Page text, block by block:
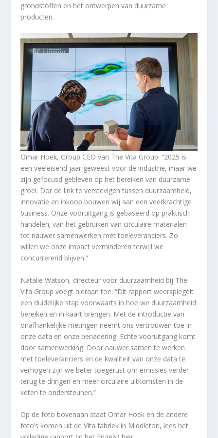
grondstoffen en het ontwerpen van duurzame
producten.
Omar Hoek, Group CEO van The Vita Group: “2025 is
een veeleisend jaar geweest voor de industrie, maar we
zijn gefocusd gebleven op het bereiken van duurzame
groei. Dor de link te verstevigen tussen duurzaamheid,
innovatie en inkoop bouwen wij aan een veerkrachtige
business. Onze vooruitgang is gebaseerd op praktisch
handelen; van het gebruiken van circulaire materialen
tot nauwer samenwerken met toeleveranciers. Zo
willen we onze impact verminderen terwijl we
concurrerend blijven.”
Natalie Watson, directeur voor duurzaamheid bij The
Vita Group voegt hieraan toe: “Dit rapport weerspiegelt
een duidelijke stap voorwaarts in hoe we duurzaamheid
bereiken en in kaart brengen. Met de introductie van
onafhankelijke metingen neemt ons vertrouwen toe in
onze data en onze benadering. Echte vooruitgang komt
door samenwerking. Door nauwer samen te werken
met toeleveranciers en de kwaliteit van onze data te
verhogen zijn we beter toegerust om emissies verder
terug te dringen en meer circulaire uitkomsten in de
keten te ondersteunen.”
Op de foto bovenaan staat Omar Hoek en de andere
foto’s komen uit de Vita fabriek in Middleton, lees het